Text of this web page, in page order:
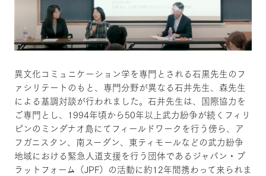
異文化コミュニケーション学を専門とされる石黒先生のフ
ァシリテートのもと、専門分野が異なる石井先生、森先生
による基調対談が行われました。石井先生は、国際協力を
ご専門とし、1994年頃から50年以上武力紛争が続くフィリ
ピンのミンダナオ島にてフィールドワークを行う傍ら、ア
フガニスタン、南スーダン、東ティモールなどの武力紛争
地域における緊急人道支援を行う団体であるジャパン・プ
ラットフォーム（JPF）の活動に約12年間携わって来られま